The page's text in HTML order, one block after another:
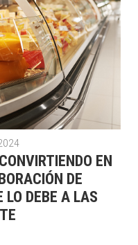
EN
DE
LO DEBE A LAS